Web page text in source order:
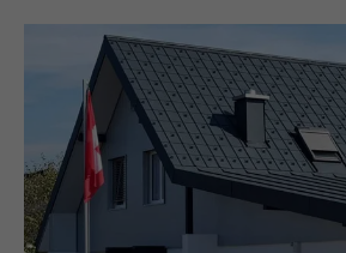
Name bcookie
Anbieter LinkedIn
Laufzeit 2 Jahre
Verwendet vom